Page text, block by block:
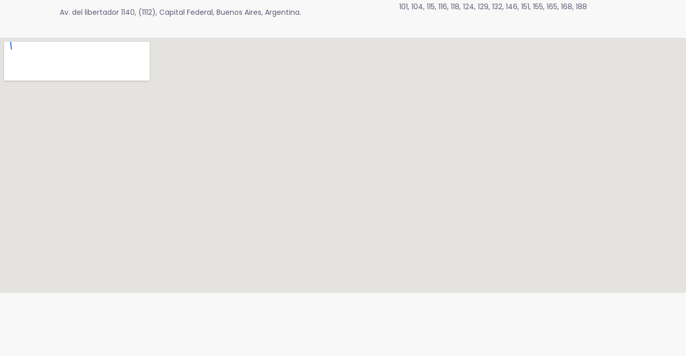
Av. del libertador 1140, (1112), Capital Federal, Buenos Aires, Argentina.
101, 104, 115, 116, 118, 124, 129, 132, 146, 151, 155, 165, 168, 188